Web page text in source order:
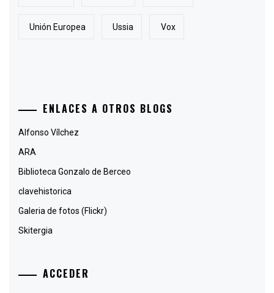
Unión Europea Ussia Vox
ENLACES A OTROS BLOGS
Alfonso Vílchez
ARA
Biblioteca Gonzalo de Berceo
clavehistorica
Galeria de fotos (Flickr)
Skitergia
ACCEDER